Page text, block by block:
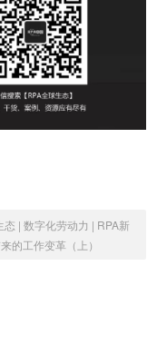
态 | 数字化劳动力 | RPA新
的工作变革（上）